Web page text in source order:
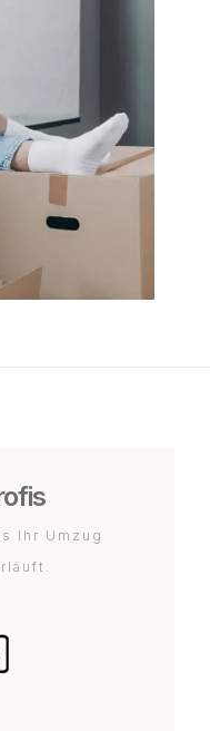
Ihr Umzug